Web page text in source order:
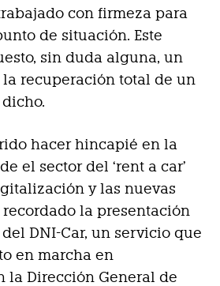
con firmeza para
de situación. Este
sin duda alguna, un
recuperación total de un
hacer hincapié en la
el sector del ‘rent a car’
y las nuevas
la presentación
DNI-Car, un servicio que
en marcha en
la Dirección General de